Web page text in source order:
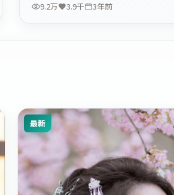
9.2万 3.9千 3年前
最新